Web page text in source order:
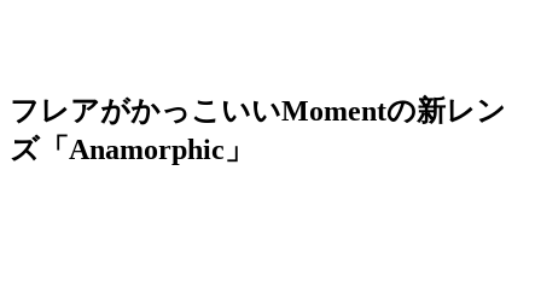
フレアがかっこいいMomentの新レン
ズ「Anamorphic」